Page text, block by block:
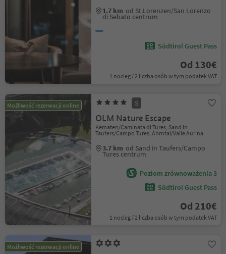
1.7 km od St.Lorenzen/San Lorenzo
di Sebato centrum
Südtirol Guest Pass
Od 130€
1 nocleg / 2 liczba osób w tym podatek VAT
Możliwość rezerwacji online S
OLM Nature Escape
Kematen/Caminata di Tures, Sand in
Taufers/Campo Tures, Ahrntal/Valle Aurina
3.7 km od Sand in Taufers/Campo
Tures centrum
Poziom zrównoważenia 3
Südtirol Guest Pass
Od 210€
1 nocleg / 2 liczba osób w tym podatek VAT
Możliwość rezerwacji online